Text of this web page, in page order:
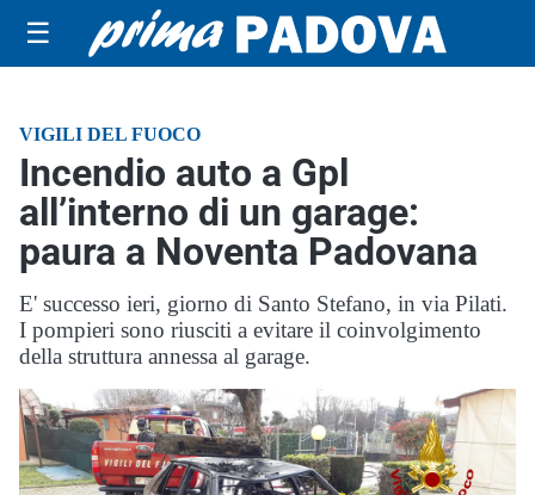
☰
VIGILI DEL FUOCO
Incendio auto a Gpl
all’interno di un garage:
paura a Noventa Padovana
E' successo ieri, giorno di Santo Stefano, in via Pilati.
I pompieri sono riusciti a evitare il coinvolgimento
della struttura annessa al garage.